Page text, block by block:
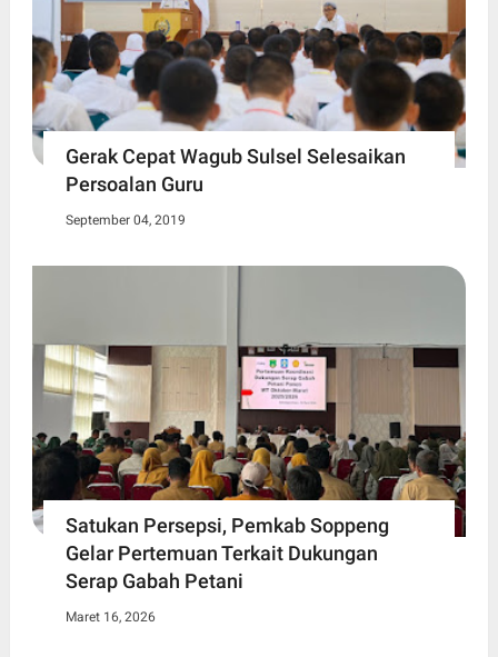
Gerak Cepat Wagub Sulsel Selesaikan
Persoalan Guru
September 04, 2019
Satukan Persepsi, Pemkab Soppeng
Gelar Pertemuan Terkait Dukungan
Serap Gabah Petani
Maret 16, 2026